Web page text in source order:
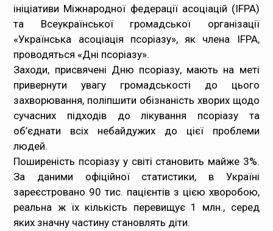
ініціативи Міжнародної федерації асоціацій (IFPA)
та Всеукраїнської громадської організації
«Українська асоціація псоріазу», як члена ІFPA,
проводяться «Дні псоріазу».
Заходи, присвячені Дню псоріазу, мають на меті
привернути увагу громадськості до цього
захворювання, поліпшити обізнаність хворих щодо
сучасних підходів до лікування псоріазу та
об’єднати всіх небайдужих до цієї проблеми
людей.
Поширеність псоріазу у світі становить майже 3%.
За даними офіційної статистики, в Україні
зареєстровано 90 тис. пацієнтів з цією хворобою,
реальна ж їх кількість перевищує 1 млн., серед
яких значну частину становлять діти.